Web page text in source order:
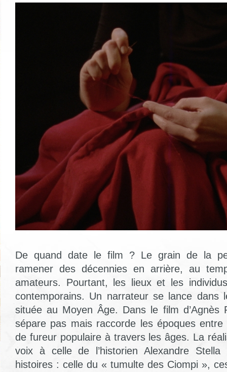
De quand date le film ? Le grain de la
ramener des décennies en arrière, au
amateurs. Pourtant, les lieux et les
contemporains. Un narrateur se lance dans
située au Moyen Âge. Dans le film d’Agnès
sépare pas mais raccorde les époques
de fureur populaire à travers les âges. La
voix à celle de l’historien Alexandre
histoires : celle du « tumulte des Ciompi »,